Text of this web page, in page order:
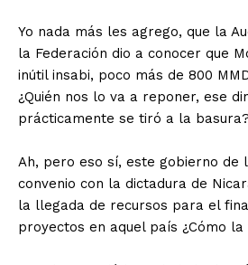
Yo nada más les agrego, que la
la Federación dio a conocer que
inútil insabi, poco más de 800
¿Quién nos lo va a reponer, ese
prácticamente se tiró a la
Ah, pero eso sí, este gobierno de
convenio con la dictadura de
la llegada de recursos para el
proyectos en aquel país ¿Cómo la